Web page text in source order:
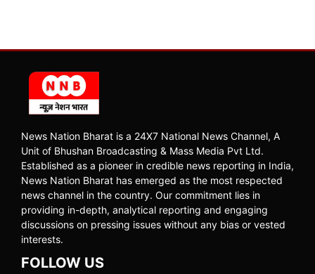
News Nation Bharat is a 24X7 National News Channel, A
Unit of Bhushan Broadcasting & Mass Media Pvt Ltd.
Established as a pioneer in credible news reporting in India,
News Nation Bharat has emerged as the most respected
news channel in the country. Our commitment lies in
providing in-depth, analytical reporting and engaging
discussions on pressing issues without any bias or vested
interests.
FOLLOW US